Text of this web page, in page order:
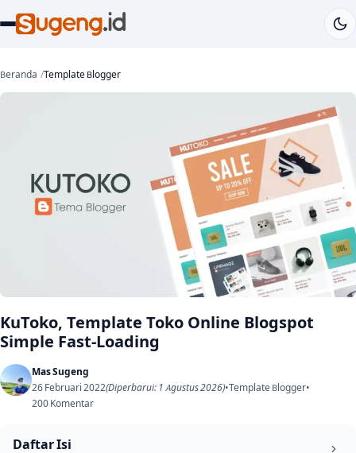
Beranda Template Blogger
KuToko, Template Toko Online Blogspot
Simple Fast-Loading
Mas Sugeng
26 Februari 2022(Diperbarui: 1 Agustus 2026)•Template Blogger•
200 Komentar
Daftar Isi